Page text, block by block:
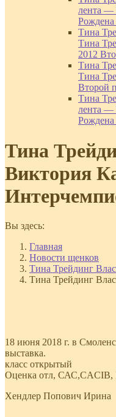
лента —
Рождена
Тина
Тина
2012
Тина
Тина
Второй
Тина
лента —
Тина
Виктория
Вы здесь:
Главная
Новости щенков
Тина Трейдинг
Тина Трейдинг
18 июня 2018 г. в
выставка.
класс открытый
Оценка отл, САС,CACIB,
Хендлер Попович Ирина